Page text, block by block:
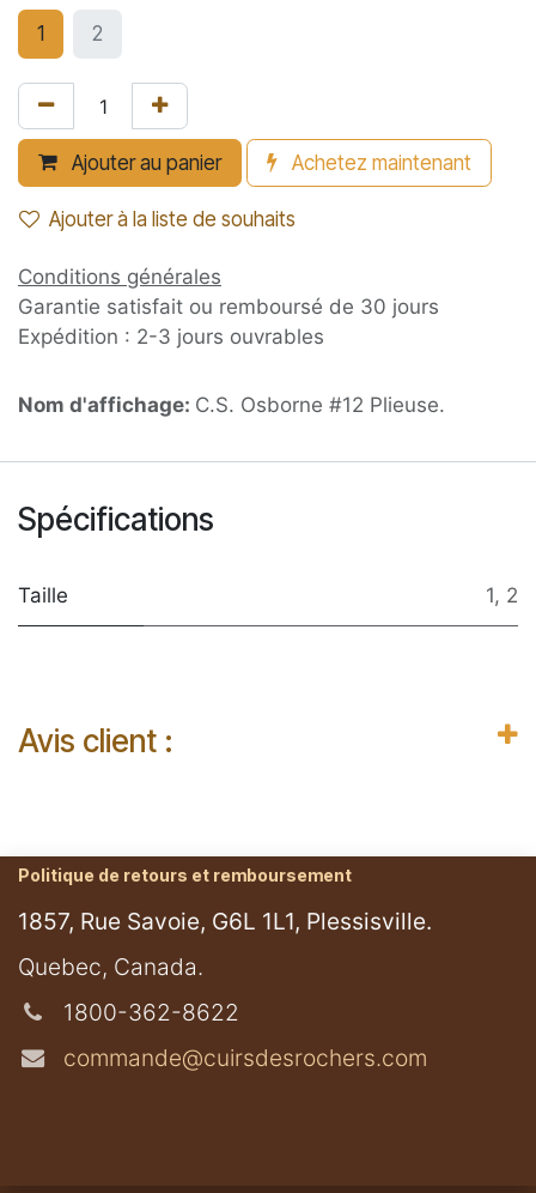
1 2
Ajouter au panier Achetez maintenant
Ajouter à la liste de souhaits
Conditions générales
Garantie satisfait ou remboursé de 30 jours
Expédition : 2-3 jours ouvrables
Nom d'affichage: C.S. Osborne #12 Plieuse.
Spécifications
Taille 1, 2
Avis client :
Politique de retours et remboursement
1857, Rue Savoie, G6L 1L1, Plessisville.
​Quebec, Canada.
1800-362-8622
commande@cuirsdesrochers.com